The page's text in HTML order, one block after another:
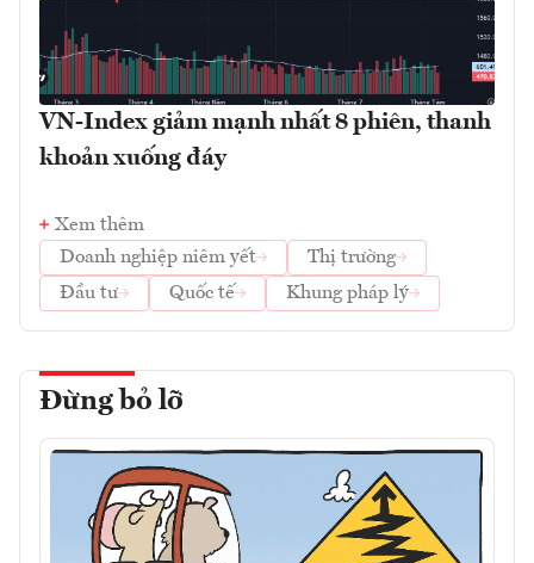
VN-Index giảm mạnh nhất 8 phiên, thanh
khoản xuống đáy
Xem thêm
Doanh nghiệp niêm yết
Thị trường
Đầu tư
Quốc tế Khung pháp lý
Đừng bỏ lỡ